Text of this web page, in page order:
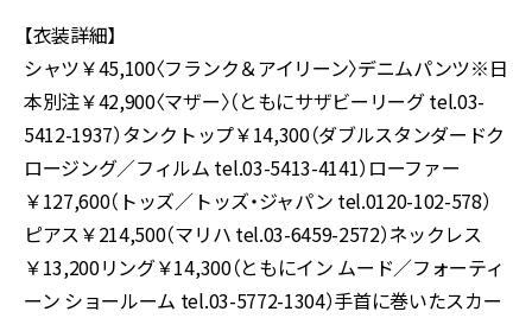
【衣装詳細】
シャツ￥45,100〈フランク＆アイリーン〉デニムパンツ※日
本別注￥42,900〈マザー〉（ともにサザビーリーグ tel.03-
5412-1937）タンクトップ￥14,300（ダブルスタンダードク
ロージング／フィルム tel.03-5413-4141）ローファー
￥127,600（トッズ／トッズ・ジャパン tel.0120-102-578）
ピアス￥214,500（マリハ tel.03-6459-2572）ネックレス
￥13,200リング￥14,300（ともにイン ムード／フォーティ
ーン ショールーム tel.03-5772-1304）手首に巻いたスカー